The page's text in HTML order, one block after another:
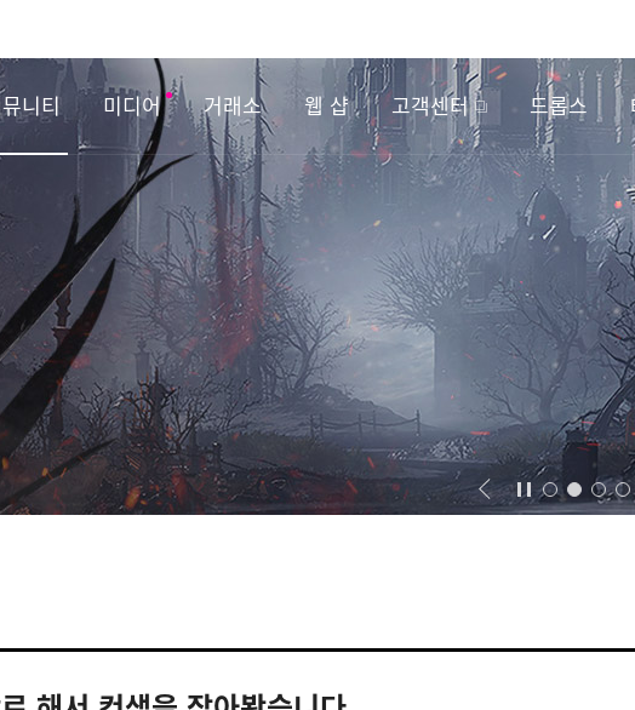
니티 미디어 거래소 웹 샵 고객센터 드롭스